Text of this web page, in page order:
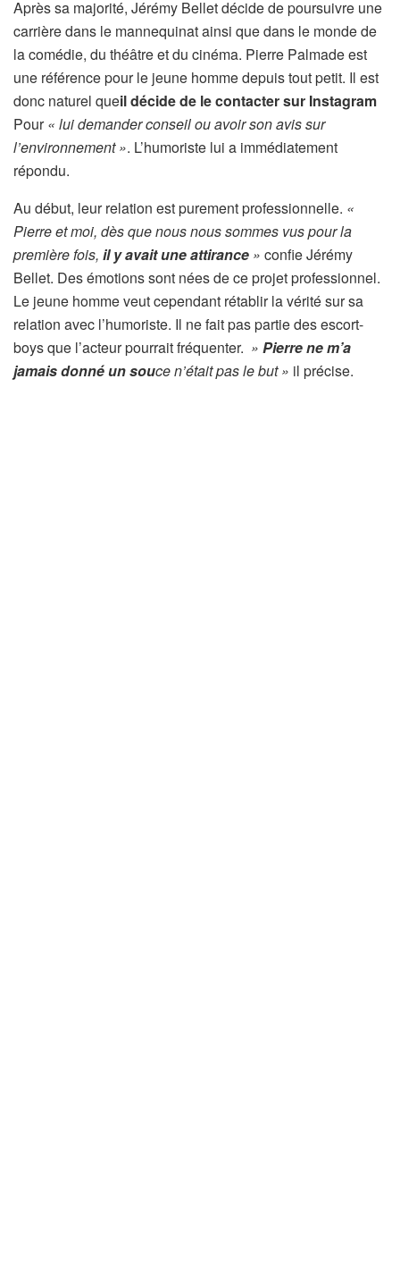
Après sa majorité, Jérémy Bellet décide de poursuivre une
carrière dans le mannequinat ainsi que dans le monde de
la comédie, du théâtre et du cinéma. Pierre Palmade est
une référence pour le jeune homme depuis tout petit. Il est
donc naturel queil décide de le contacter sur Instagram
Pour« lui demander conseil ou avoir son avis sur
l’environnement ». L’humoriste lui a immédiatement
répondu.
Au début, leur relation est purement professionnelle. «
Pierre et moi, dès que nous nous sommes vus pour la
première fois, il y avait une attirance » confie Jérémy
Bellet. Des émotions sont nées de ce projet professionnel.
Le jeune homme veut cependant rétablir la vérité sur sa
relation avec l’humoriste. Il ne fait pas partie des escort-
boys que l’acteur pourrait fréquenter. » Pierre ne m’a
jamais donné un souce n’était pas le but » il précise.